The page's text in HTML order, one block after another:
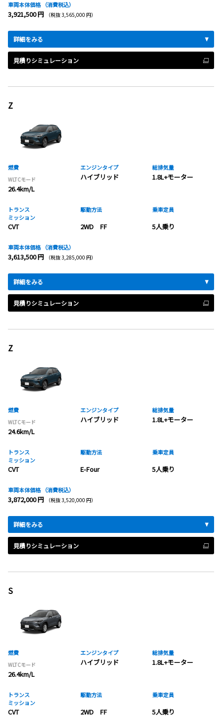
車両本体価格 （消費税込）
3,921,500 円 （税抜 3,565,000 円）
詳細をみる
見積りシミュレーション
Z
燃費
WLTCモード
26.4km/L
エンジンタイプ
ハイブリッド
総排気量
1.8L+モーター
トランス
ミッション
CVT
駆動方法
2WD FF
乗車定員
5人乗り
車両本体価格 （消費税込）
3,613,500 円 （税抜 3,285,000 円）
詳細をみる
見積りシミュレーション
Z
燃費
WLTCモード
24.6km/L
エンジンタイプ
ハイブリッド
総排気量
1.8L+モーター
トランス
ミッション
CVT
駆動方法
E-Four
乗車定員
5人乗り
車両本体価格 （消費税込）
3,872,000 円 （税抜 3,520,000 円）
詳細をみる
見積りシミュレーション
S
燃費
WLTCモード
26.4km/L
エンジンタイプ
ハイブリッド
総排気量
1.8L+モーター
トランス
ミッション
CVT
駆動方法
2WD FF
乗車定員
5人乗り